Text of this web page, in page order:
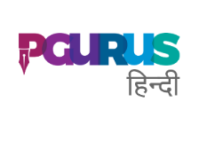
PGurus
Hindi